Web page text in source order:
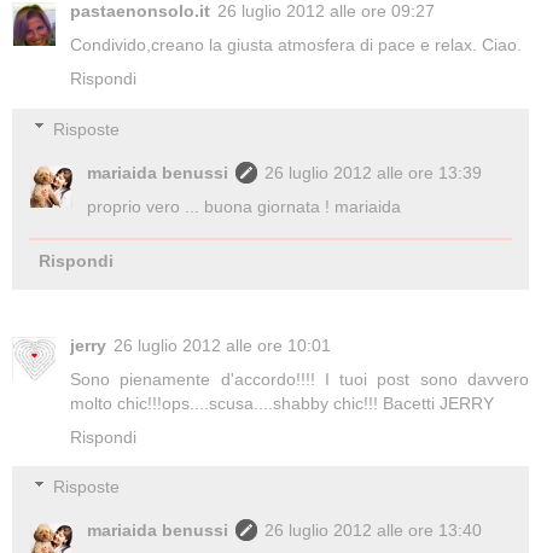
pastaenonsolo.it 26 luglio 2012 alle ore 09:27
Condivido,creano la giusta atmosfera di pace e relax. Ciao.
Rispondi
Risposte
mariaida benussi
26 luglio 2012 alle ore 13:39
proprio vero ... buona giornata ! mariaida
Rispondi
jerry 26 luglio 2012 alle ore 10:01
Sono pienamente d'accordo!!!! I tuoi post sono davvero
molto chic!!!ops....scusa....shabby chic!!! Bacetti JERRY
Rispondi
Risposte
mariaida benussi
26 luglio 2012 alle ore 13:40